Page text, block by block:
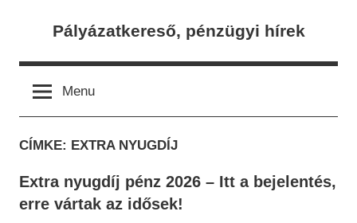
Pályázatkereső, pénzügyi hírek
Menu
CÍMKE: EXTRA NYUGDÍJ
Extra nyugdíj pénz 2026 – Itt a bejelentés,
erre vártak az idősek!